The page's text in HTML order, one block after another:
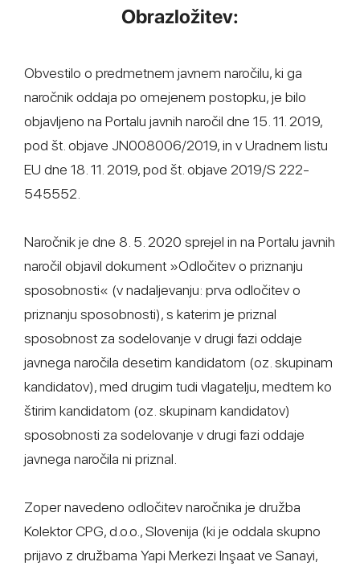
Obrazložitev:
Obvestilo o predmetnem javnem naročilu, ki ga
naročnik oddaja po omejenem postopku, je bilo
objavljeno na Portalu javnih naročil dne 15. 11. 2019,
pod št. objave JN008006/2019, in v Uradnem listu
EU dne 18. 11. 2019, pod št. objave 2019/S 222-
545552.
Naročnik je dne 8. 5. 2020 sprejel in na Portalu javnih
naročil objavil dokument »Odločitev o priznanju
sposobnosti« (v nadaljevanju: prva odločitev o
priznanju sposobnosti), s katerim je priznal
sposobnost za sodelovanje v drugi fazi oddaje
javnega naročila desetim kandidatom (oz. skupinam
kandidatov), med drugim tudi vlagatelju, medtem ko
štirim kandidatom (oz. skupinam kandidatov)
sposobnosti za sodelovanje v drugi fazi oddaje
javnega naročila ni priznal.
Zoper navedeno odločitev naročnika je družba
Kolektor CPG, d.o.o., Slovenija (ki je oddala skupno
prijavo z družbama Yapi Merkezi Inşaat ve Sanayi,